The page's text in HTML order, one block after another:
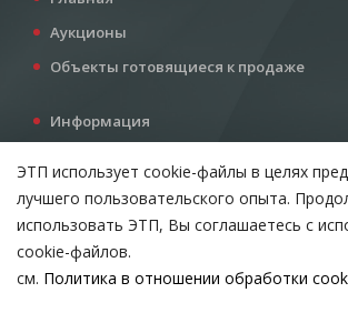
Аукционы
Объекты готовящиеся к продаже
Информация
Все для инвестора
Контакты
Возникли вопросы?
ЭТП использует cookie-файлы в целях
лучшего пользовательского опыта.
использовать ЭТП, Вы соглашаетесь с
cookie-файлов.
см. Политика в отношении обработки